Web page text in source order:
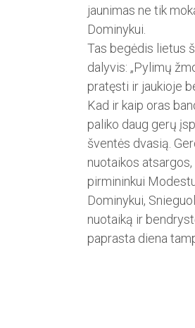
jaunimas ne tik
Dominykui.
Tas begėdis lietus
dalyvis: „Pylimų
pratęsti ir ­jaukioje
Kad ir kaip oras
paliko daug gerų
šventės dvasią.
nuotaikos
pirmininkui
Dominykui,
nuo­taiką ir
paprasta diena